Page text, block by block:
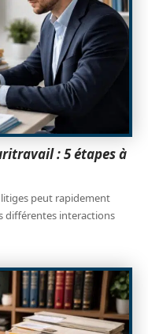
: 5 étapes à
litiges peut rapidement
différentes interactions